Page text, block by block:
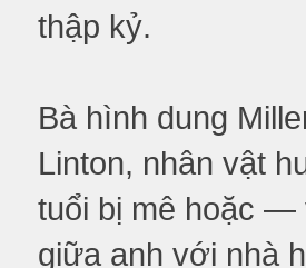
thập kỷ.
Bà hình dung
Linton, nhân vật
tuổi bị mê hoặc
giữa anh với nhà